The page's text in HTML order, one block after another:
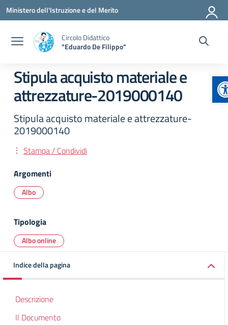
Vai ai contenuti
Vai al menu di navigazione
Vai al footer
Ministero dell'Istruzione e del Merito
Circolo Didattico
"Eduardo De Filippo"
Stipula acquisto materiale e
attrezzature-2019000140
Stipula acquisto materiale e attrezzature-
2019000140
Stampa / Condividi
Argomenti
Albo
Tipologia
Albo online
Indice della pagina
Descrizione
Il Documento